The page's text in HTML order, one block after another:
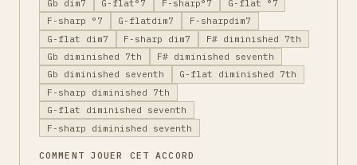
Gb dim7
G-flat°7 F-sharp°7
G-flat °7
F-sharp °7
G-flatdim7
F-sharpdim7
G-flat dim7
F-sharp dim7
F# diminished 7th
Gb diminished 7th
F# diminished seventh
Gb diminished seventh
G-flat diminished 7th
F-sharp diminished 7th
G-flat diminished seventh
F-sharp diminished seventh
COMMENT JOUER CET ACCORD